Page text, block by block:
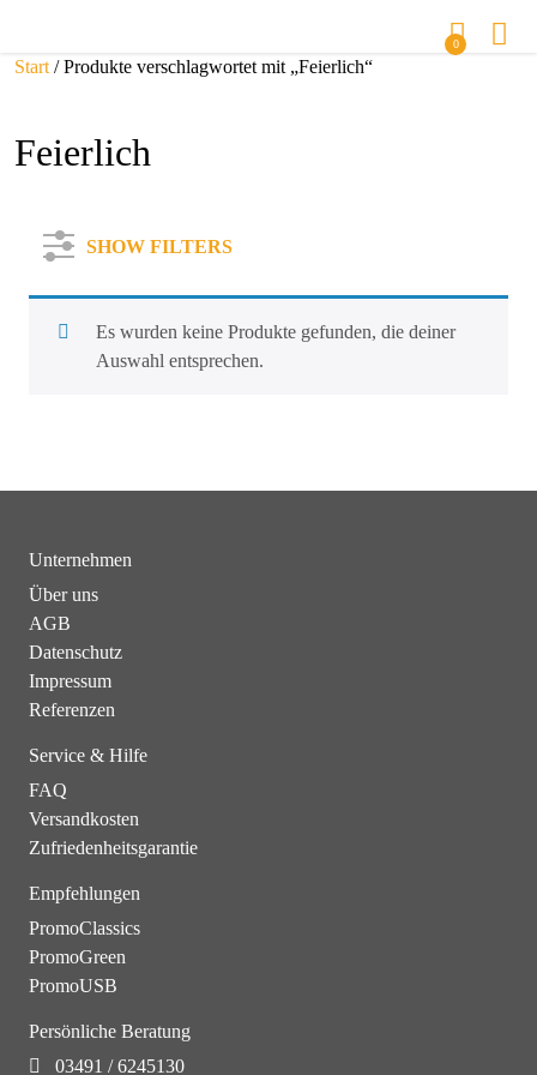
0
Start / Produkte verschlagwortet mit „Feierlich“
Feierlich
SHOW FILTERS
Es wurden keine Produkte gefunden, die deiner
Auswahl entsprechen.
Unternehmen
Über uns
AGB
Datenschutz
Impressum
Referenzen
Service & Hilfe
FAQ
Versandkosten
Zufriedenheitsgarantie
Empfehlungen
PromoClassics
PromoGreen
PromoUSB
Persönliche Beratung
03491 / 6245130